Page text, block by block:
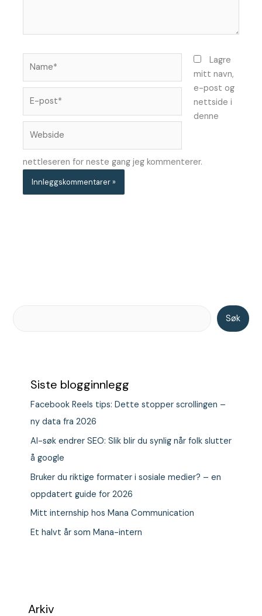
post*
Lagre
mitt navn,
e-post og
nettside i
denne
nettleseren for neste gang jeg kommenterer.
Søk
Siste blogginnlegg
Facebook Reels tips: Dette stopper scrollingen –
ny data fra 2026
AI-søk endrer SEO: Slik blir du synlig når folk slutter
å google
Bruker du riktige formater i sosiale medier? – en
oppdatert guide for 2026
Mitt internship hos Mana Communication
Et halvt år som Mana-intern
Arkiv